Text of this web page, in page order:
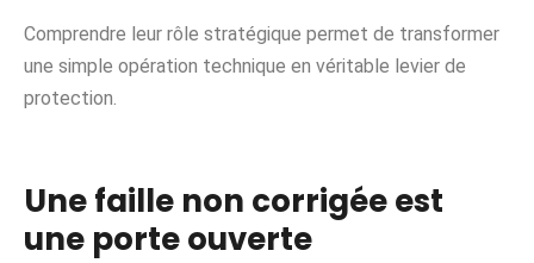
Comprendre leur rôle stratégique permet de transformer
une simple opération technique en véritable levier de
protection.
Une faille non corrigée est
une porte ouverte